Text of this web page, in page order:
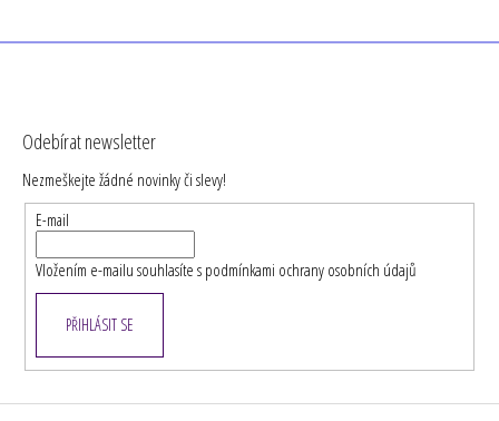
Odebírat newsletter
Nezmeškejte žádné novinky či slevy!
E-mail
Vložením e-mailu souhlasíte spodmínkami ochrany osobních údajů
PŘIHLÁSIT SE